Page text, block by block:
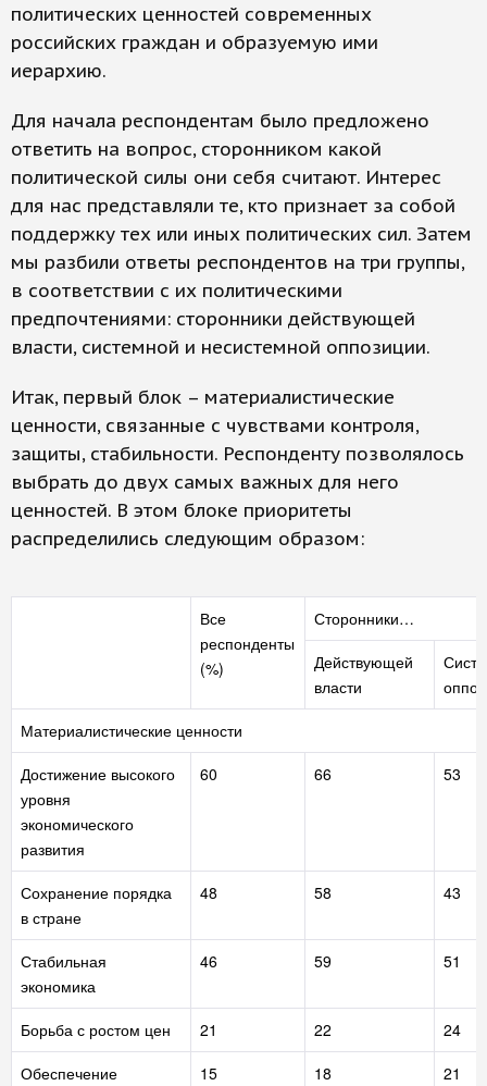
политических ценностей современных
российских граждан и образуемую ими
иерархию.
Для начала респондентам было предложено
ответить на вопрос, сторонником какой
политической силы они себя считают. Интерес
для нас представляли те, кто признает за собой
поддержку тех или иных политических сил. Затем
мы разбили ответы респондентов на три группы,
в соответствии с их политическими
предпочтениями: сторонники действующей
власти, системной и несистемной оппозиции.
Итак, первый блок – материалистические
ценности, связанные с чувствами контроля,
защиты, стабильности. Респонденту позволялось
выбрать до двух самых важных для него
ценностей. В этом блоке приоритеты
распределились следующим образом:
Все
респонденты
(%)
Сторонники…
Действующей
власти
Материалистические ценности
Достижение высокого
уровня
экономического
развития
60 66 53
Сохранение порядка
в стране
48 58 43
Стабильная
экономика
46 59 51
Борьба с ростом цен 21 22
24
Обеспечение
15 18 21